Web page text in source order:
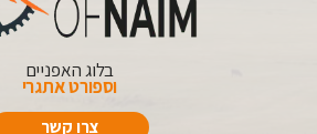
בלוג האפניים
וספורט אתגרי
צרו קשר